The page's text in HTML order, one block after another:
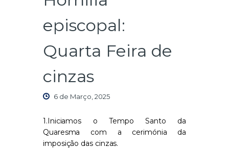
episcopal:
Quarta Feira de
cinzas
6 de Março, 2025
1.Iniciamos o Tempo Santo da
Quaresma com a cerimónia da
imposição das cinzas.